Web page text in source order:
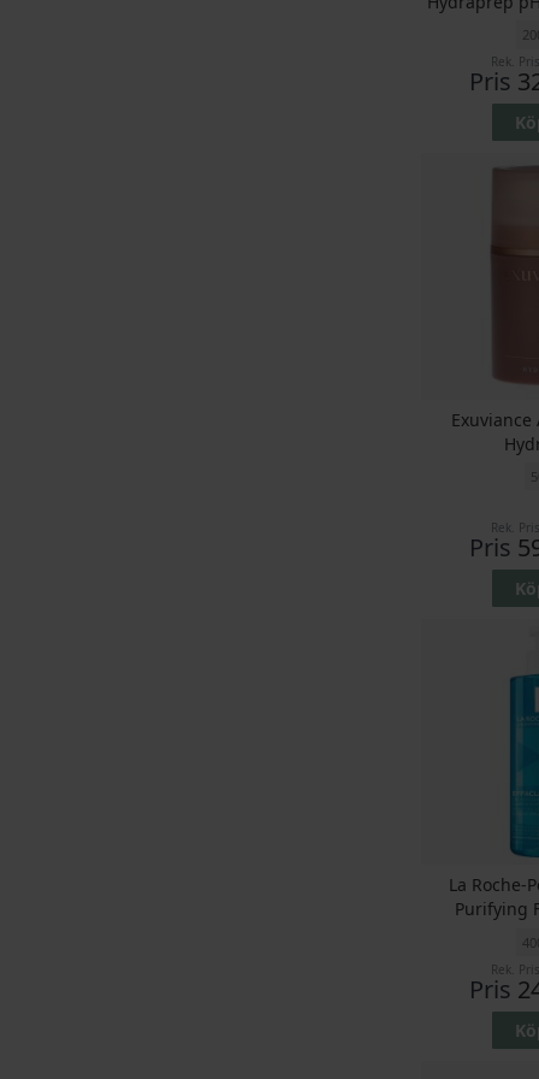
Rek. Pris
Pris
Exuviance
Rek. Pris
Pris
La Roche-
Purifying
Rek. Pris
Pris